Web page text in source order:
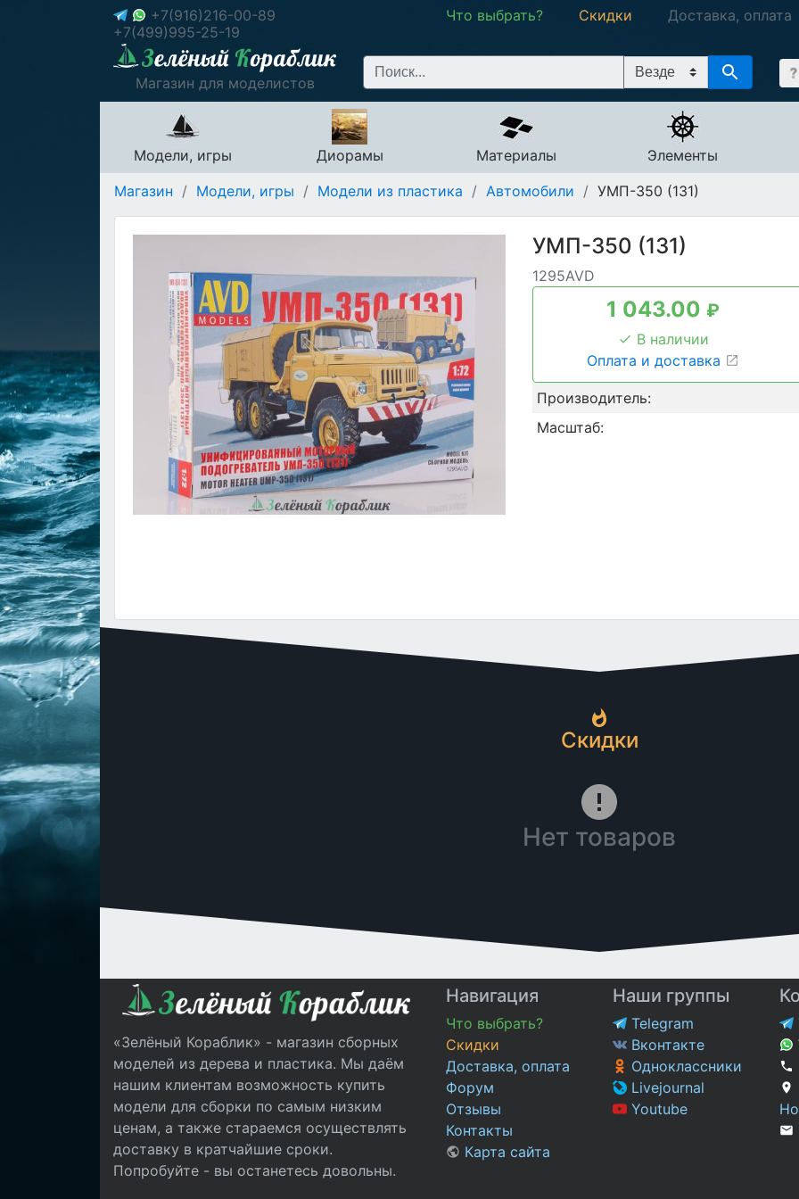
+7(916)216-00-89
+7(499)995-25-19
Что выбрать? Скидки Доставка, оплата
Магазин для моделистов
Модели, игры Диорамы Материалы
Элементы
Магазин / Модели, игры / Модели из пластика / Автомобили / УМП-350 (131)
УМП-350 (131)
1295AVD
1 043.00 ₽
В наличии
Оплата и доставка
Производитель:
Масштаб:
Скидки
Нет товаров
«Зелёный Кораблик» - магазин сборных
моделей из дерева и пластика. Мы даём
нашим клиентам возможность купить
модели для сборки по самым низким
ценам, а также стараемся осуществлять
доставку в кратчайшие сроки.
Попробуйте - вы останетесь довольны.
Навигация
Что выбрать?
Скидки
Доставка, оплата
Форум
Отзывы
Контакты
Карта сайта
Наши группы
Telegram
Вконтакте
Одноклассники
Livejournal
Youtube